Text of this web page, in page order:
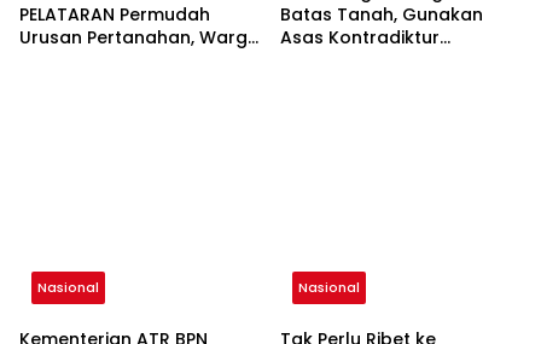
PELATARAN Permudah
Urusan Pertanahan, Warga
Batas Tanah, Gunakan
Asas Kontradiktur
Nasional
Kementerian ATR BPN
Nasional
Tak Perlu Ribet ke